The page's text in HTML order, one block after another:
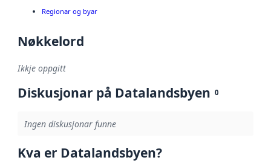
Regionar og byar
Nøkkelord
Ikkje oppgitt
Diskusjonar på Datalandsbyen 0
Ingen diskusjonar funne
Kva er Datalandsbyen?